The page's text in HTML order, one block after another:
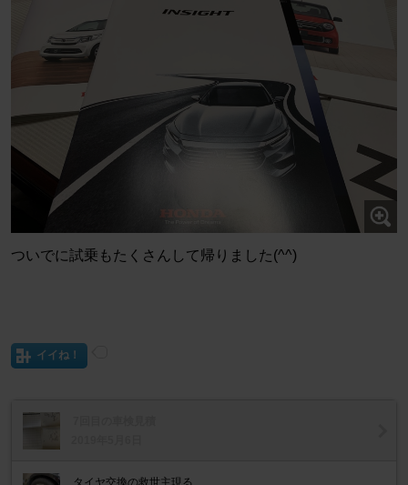
ついでに試乗もたくさんして帰りました(^^)
イイね！
タイヤ交換の救世主現る